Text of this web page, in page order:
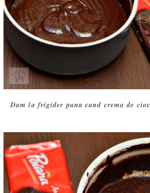
Dam la frigider pana cand crema de